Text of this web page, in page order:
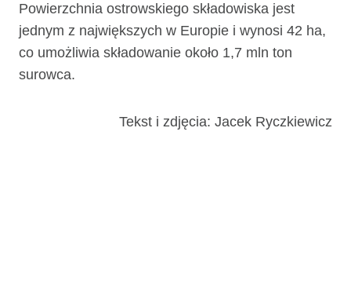
Powierzchnia ostrowskiego składowiska jest
jednym z największych w Europie i wynosi 42 ha,
co umożliwia składowanie około 1,7 mln ton
surowca.
Tekst i zdjęcia: Jacek Ryczkiewicz